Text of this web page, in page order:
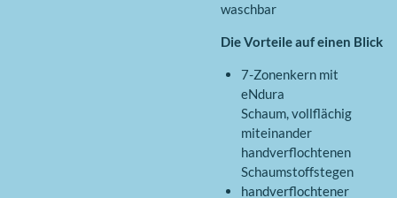
waschbar
Die Vorteile auf einen Blick
7-Zonenkern mit
eNdura
Schaum, vollflächig
miteinander
handverflochtenen
Schaumstoffstegen
handverflochtener